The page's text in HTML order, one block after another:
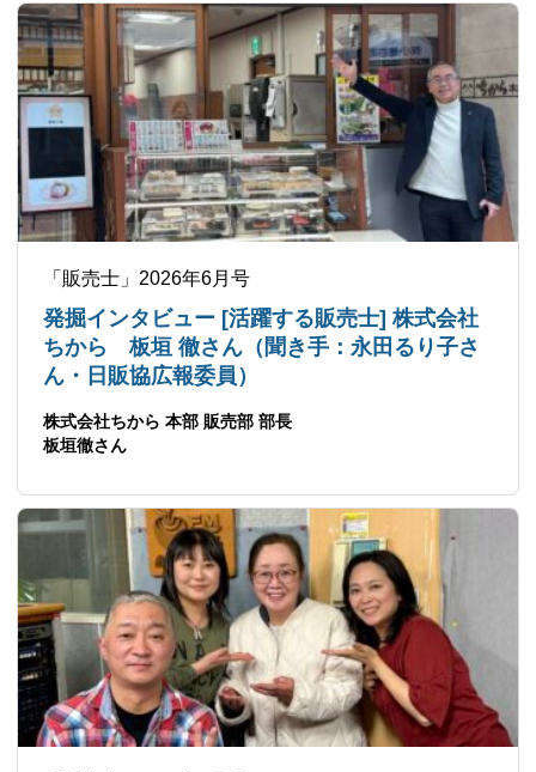
「販売士」2026年6月号
発掘インタビュー [活躍する販売士] 株式会社
ちから 板垣 徹さん（聞き手：永田るり子さ
ん・日販協広報委員）
株式会社ちから 本部 販売部 部長
板垣徹さん